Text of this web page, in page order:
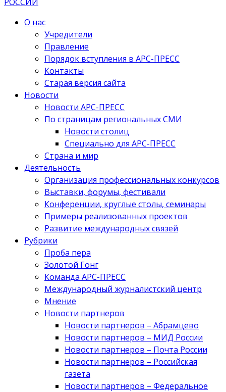
О нас
Учредители
Правление
Порядок вступления в АРС-ПРЕСС
Контакты
Старая версия сайта
Новости
Новости АРС-ПРЕСС
По страницам региональных СМИ
Новости столиц
Специально для АРС-ПРЕСС
Страна и мир
Деятельность
Организация профессиональных конкурсов
Выставки, форумы, фестивали
Конференции, круглые столы, семинары
Примеры реализованных проектов
Развитие международных связей
Рубрики
Проба пера
Золотой Гонг
Команда АРС-ПРЕСС
Международный журналистский центр
Мнение
Новости партнеров
Новости партнеров – Абрамцево
Новости партнеров – МИД России
Новости партнеров – Почта России
Новости партнеров – Российская
газета
Новости партнеров – Федеральное